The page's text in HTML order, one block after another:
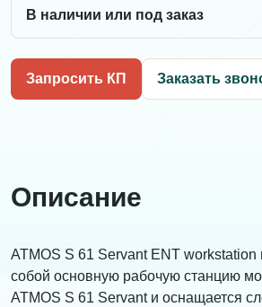
В наличии или под заказ
Запросить КП Заказать
Описание
ATMOS S 61 Servant ENT workstation
собой основную рабочую станцию
ATMOS S 61 Servant и оснащается